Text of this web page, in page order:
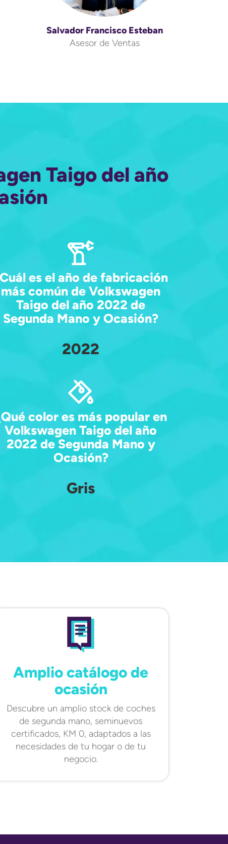
Salvador Francisco Esteban
Asesor de Ventas
Taigo del año
es el año de fabricación
más común de Volkswagen
Taigo del año 2022 de
Segunda Mano y Ocasión?
2022
color es más popular en
Volkswagen Taigo del año
2022 de Segunda Mano y
Ocasión?
Gris
Amplio catálogo de
ocasión
Descubre un amplio stock de coches
de segunda mano, seminuevos
certificados, KM 0, adaptados a las
necesidades de tu hogar o de tu
negocio.